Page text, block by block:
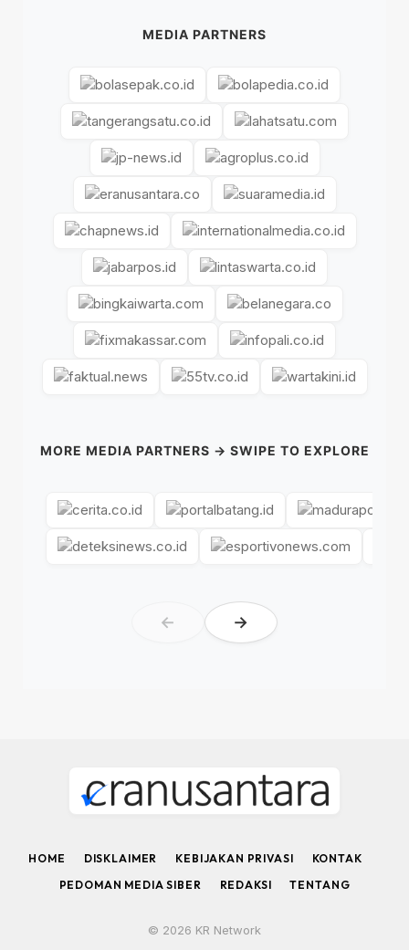
MEDIA PARTNERS
MORE MEDIA PARTNERS → SWIPE TO EXPLORE
← →
HOME DISKLAIMER KEBIJAKAN PRIVASI
KONTAK
PEDOMAN MEDIA SIBER
REDAKSI TENTANG
© 2026 KR Network